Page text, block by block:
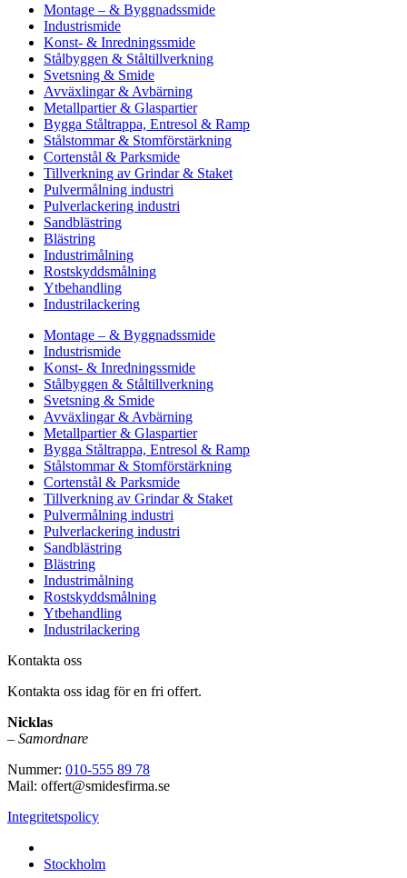
Montage – & Byggnadssmide
Industrismide
Konst- & Inredningssmide
Stålbyggen & Ståltillverkning
Svetsning & Smide
Avväxlingar & Avbärning
Metallpartier & Glaspartier
Bygga Ståltrappa, Entresol & Ramp
Stålstommar & Stomförstärkning
Cortenstål & Parksmide
Tillverkning av Grindar & Staket
Pulvermålning industri
Pulverlackering industri
Sandblästring
Blästring
Industrimålning
Rostskyddsmålning
Ytbehandling
Industrilackering
Montage – & Byggnadssmide
Industrismide
Konst- & Inredningssmide
Stålbyggen & Ståltillverkning
Svetsning & Smide
Avväxlingar & Avbärning
Metallpartier & Glaspartier
Bygga Ståltrappa, Entresol & Ramp
Stålstommar & Stomförstärkning
Cortenstål & Parksmide
Tillverkning av Grindar & Staket
Pulvermålning industri
Pulverlackering industri
Sandblästring
Blästring
Industrimålning
Rostskyddsmålning
Ytbehandling
Industrilackering
Kontakta oss
Kontakta oss idag för en fri offert.
Nicklas
– Samordnare
Nummer: 010-555 89 78
Mail: offert@smidesfirma.se
Integritetspolicy
Stockholm